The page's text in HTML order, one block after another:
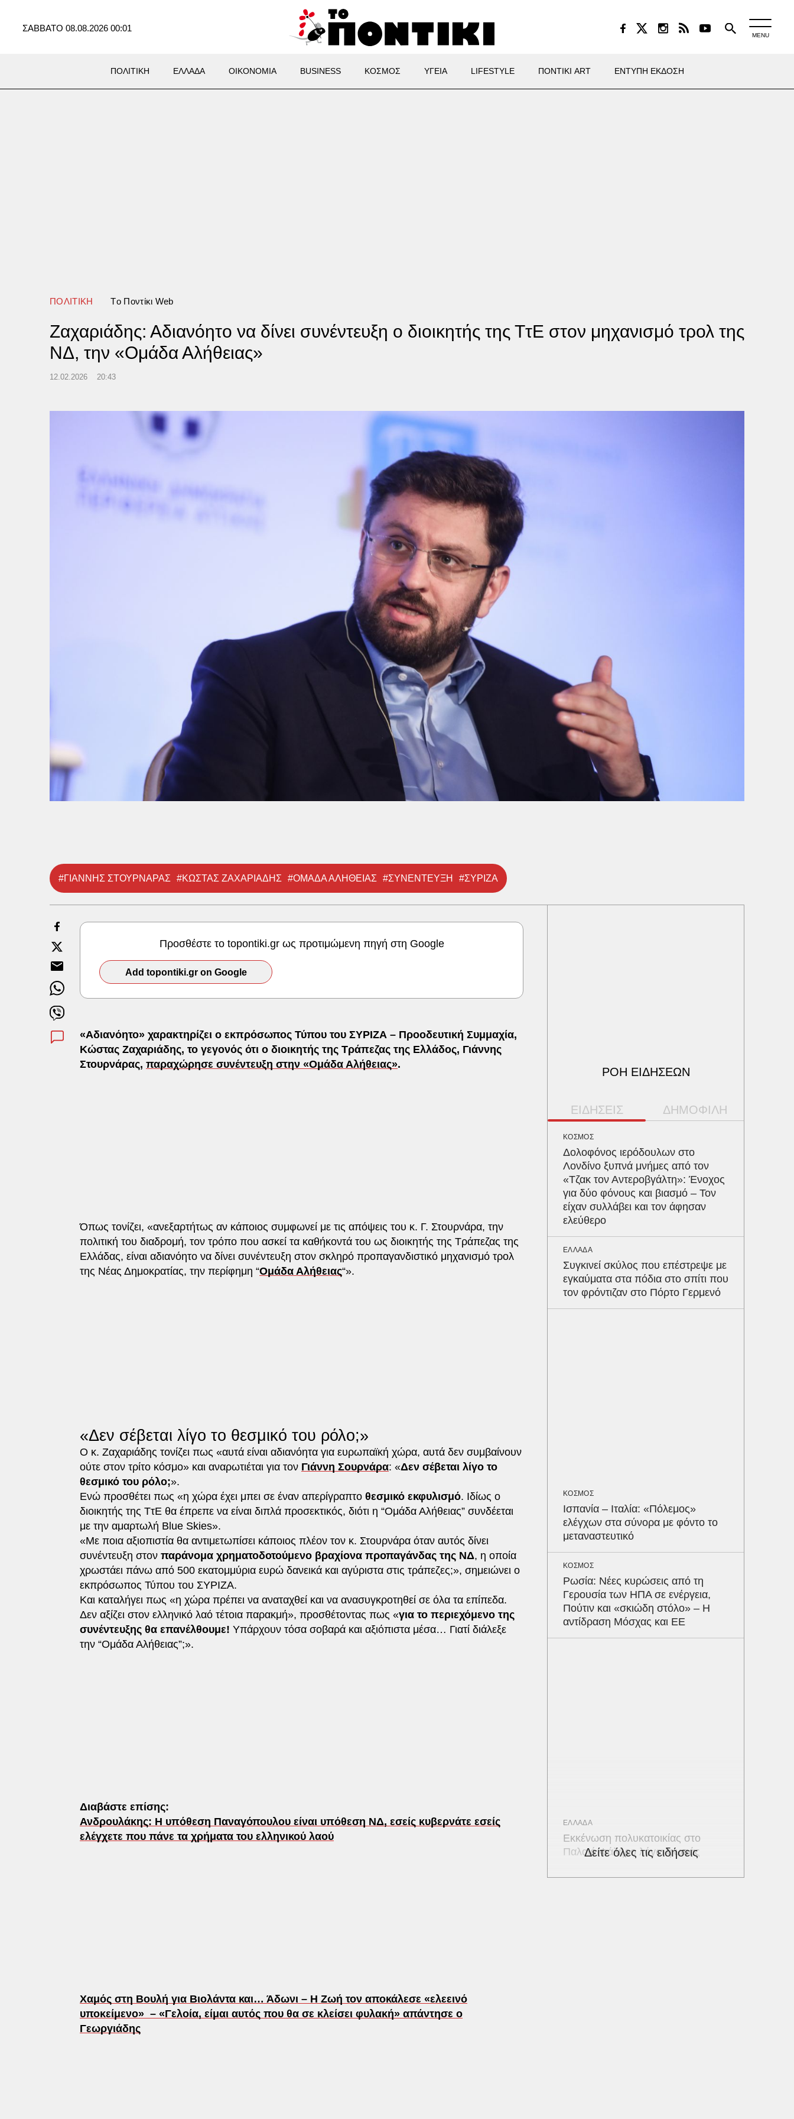
ΣΑΒΒΑΤΟ 08.08.2026 00:01
MENU
ΠΟΛΙΤΙΚΗ ΕΛΛΑΔΑ ΟΙΚΟΝΟΜΙΑ BUSINESS ΚΟΣΜΟΣ ΥΓΕΙΑ LIFESTYLE ΠΟΝΤΙΚΙ ART ΕΝΤΥΠΗ ΕΚΔΟΣΗ
ΠΟΛΙΤΙΚΗ Tο Ποντίκι Web
Ζαχαριάδης: Αδιανόητο να δίνει συνέντευξη ο διοικητής της ΤτΕ στον μηχανισμό τρολ της
ΝΔ, την «Ομάδα Αλήθειας»
12.02.2026 20:43
#ΓΙΑΝΝΗΣ ΣΤΟΥΡΝΑΡΑΣ #ΚΩΣΤΑΣ ΖΑΧΑΡΙΑΔΗΣ #ΟΜΑΔΑ ΑΛΗΘΕΙΑΣ #ΣΥΝΕΝΤΕΥΞΗ #ΣΥΡΙΖΑ
Προσθέστε το topontiki.gr ως προτιμώμενη πηγή στη Google
Add topontiki.gr on Google
«Αδιανόητο» χαρακτηρίζει ο εκπρόσωπος Τύπου του ΣΥΡΙΖΑ – Προοδευτική Συμμαχία,
Κώστας Ζαχαριάδης, το γεγονός ότι ο διοικητής της Τράπεζας της Ελλάδος, Γιάννης
Στουρνάρας, παραχώρησε συνέντευξη στην «Ομάδα Αλήθειας».
Όπως τονίζει, «ανεξαρτήτως αν κάποιος συμφωνεί με τις απόψεις του κ. Γ. Στουρνάρα, την
πολιτική του διαδρομή, τον τρόπο που ασκεί τα καθήκοντά του ως διοικητής της Τράπεζας της
Ελλάδας, είναι αδιανόητο να δίνει συνέντευξη στον σκληρό προπαγανδιστικό μηχανισμό τρολ
της Νέας Δημοκρατίας, την περίφημη “Ομάδα Αλήθειας“».
«Δεν σέβεται λίγο το θεσμικό του ρόλο;»
Ο κ. Ζαχαριάδης τονίζει πως «αυτά είναι αδιανόητα για ευρωπαϊκή χώρα, αυτά δεν συμβαίνουν
ούτε στον τρίτο κόσμο» και αναρωτιέται για τον Γιάννη Σουρνάρα: «Δεν σέβεται λίγο το
θεσμικό του ρόλο;».
Ενώ προσθέτει πως «η χώρα έχει μπει σε έναν απερίγραπτο θεσμικό εκφυλισμό. Ιδίως ο
διοικητής της ΤτΕ θα έπρεπε να είναι διπλά προσεκτικός, διότι η “Ομάδα Αλήθειας” συνδέεται
με την αμαρτωλή Blue Skies».
«Με ποια αξιοπιστία θα αντιμετωπίσει κάποιος πλέον τον κ. Στουρνάρα όταν αυτός δίνει
συνέντευξη στον παράνομα χρηματοδοτούμενο βραχίονα προπαγάνδας της ΝΔ, η οποία
χρωστάει πάνω από 500 εκατομμύρια ευρώ δανεικά και αγύριστα στις τράπεζες;», σημειώνει ο
εκπρόσωπος Τύπου του ΣΥΡΙΖΑ.
Και καταλήγει πως «η χώρα πρέπει να αναταχθεί και να ανασυγκροτηθεί σε όλα τα επίπεδα.
Δεν αξίζει στον ελληνικό λαό τέτοια παρακμή», προσθέτοντας πως «για το περιεχόμενο της
συνέντευξης θα επανέλθουμε! Υπάρχουν τόσα σοβαρά και αξιόπιστα μέσα… Γιατί διάλεξε
την “Ομάδα Αλήθειας”;».
Διαβάστε επίσης:
Ανδρουλάκης: Η υπόθεση Παναγόπουλου είναι υπόθεση ΝΔ, εσείς κυβερνάτε εσείς
ελέγχετε που πάνε τα χρήματα του ελληνικού λαού
Χαμός στη Βουλή για Βιολάντα και… Άδωνι – Η Ζωή τον αποκάλεσε «ελεεινό
υποκείμενο» – «Γελοία, είμαι αυτός που θα σε κλείσει φυλακή» απάντησε ο
Γεωργιάδης
ΡΟΗ ΕΙΔΗΣΕΩΝ
ΕΙΔΗΣΕΙΣ ΔΗΜΟΦΙΛΗ
ΚΟΣΜΟΣ
Δολοφόνος ιερόδουλων στο
Λονδίνο ξυπνά μνήμες από τον
«Τζακ τον Αντεροβγάλτη»: Ένοχος
για δύο φόνους και βιασμό – Τον
είχαν συλλάβει και τον άφησαν
ελεύθερο
ΕΛΛΑΔΑ
Συγκινεί σκύλος που επέστρεψε με
εγκαύματα στα πόδια στο σπίτι που
τον φρόντιζαν στο Πόρτο Γερμενό
ΚΟΣΜΟΣ
Ισπανία – Ιταλία: «Πόλεμος»
ελέγχων στα σύνορα με φόντο το
μεταναστευτικό
ΚΟΣΜΟΣ
Ρωσία: Νέες κυρώσεις από τη
Γερουσία των ΗΠΑ σε ενέργεια,
Πούτιν και «σκιώδη στόλο» – Η
αντίδραση Μόσχας και ΕΕ
ΕΛΛΑΔΑ
Εκκένωση πολυκατοικίας στο
Παλαιό Φάληρο λόγω φωτιάς
Δείτε όλες τις ειδήσεις